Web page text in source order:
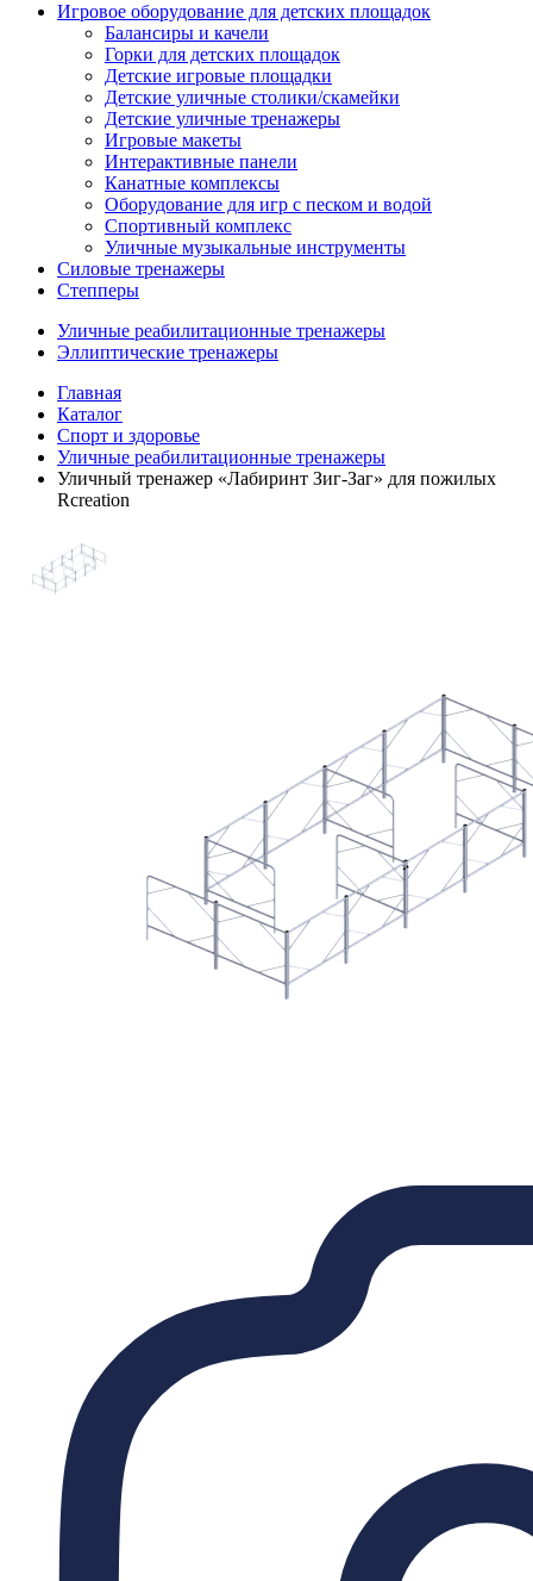
Игровое оборудование для детских площадок
Балансиры и качели
Горки для детских площадок
Детские игровые площадки
Детские уличные столики/скамейки
Детские уличные тренажеры
Игровые макеты
Интерактивные панели
Канатные комплексы
Оборудование для игр с песком и водой
Спортивный комплекс
Уличные музыкальные инструменты
Силовые тренажеры
Степперы
Уличные реабилитационные тренажеры
Эллиптические тренажеры
Главная
Каталог
Спорт и здоровье
Уличные реабилитационные тренажеры
Уличный тренажер «Лабиринт Зиг-Заг» для пожилых
Rcreation